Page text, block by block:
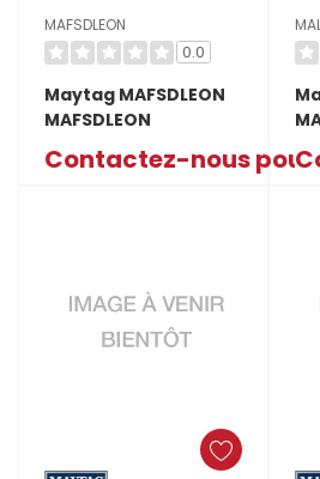
MAFSDLEON
0.0
Maytag MAFSDLEON
MAFSDLEON
Contactez-nous pour